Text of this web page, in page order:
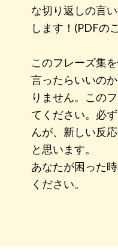
な切り返しの言
します！(PDFの
このフレーズ集
言ったらいいの
りません。この
てください。必
んが、新しい反
と思います。
あなたが困った
ください。